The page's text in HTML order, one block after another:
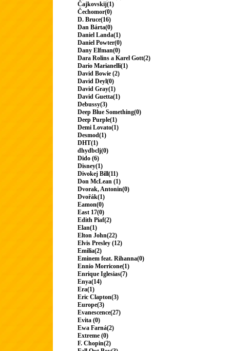
Čajkovskij(1)
Čechomor(0)
D. Bruce(16)
Dan Bárta(0)
Daniel Landa(1)
Daniel Powter(0)
Dany Elfman(0)
Dara Rolins a Karel Gott(2)
Dario Marianelli(1)
David Bowie (2)
David Deyl(0)
David Gray(1)
David Guetta(1)
Debussy(3)
Deep Blue Something(0)
Deep Purple(1)
Demi Lovato(1)
Desmod(1)
DHT(1)
dhydbclj(0)
Dido (6)
Disney(1)
Divokej Bill(11)
Don McLean (1)
Dvorak, Antonin(0)
Dvořák(1)
Eamon(0)
East 17(0)
Edith Piaf(2)
Elan(1)
Elton John(22)
Elvis Presley (12)
Emilia(2)
Eminem feat. Rihanna(0)
Ennio Morricone(1)
Enrique Iglesias(7)
Enya(14)
Era(1)
Eric Clapton(3)
Europe(3)
Evanescence(27)
Evita (0)
Ewa Farná(2)
Extreme (0)
F. Chopin(2)